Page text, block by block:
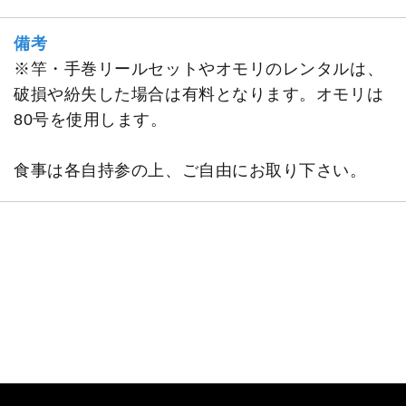
備考
※竿・手巻リールセットやオモリのレンタルは、
破損や紛失した場合は有料となります。オモリは
80号を使用します。
食事は各自持参の上、ご自由にお取り下さい。